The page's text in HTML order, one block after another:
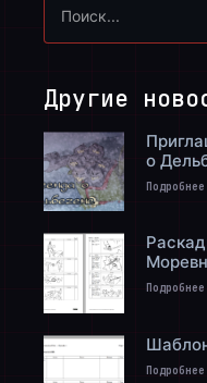
Другие
о
Подробнее
Подробнее
Подробнее